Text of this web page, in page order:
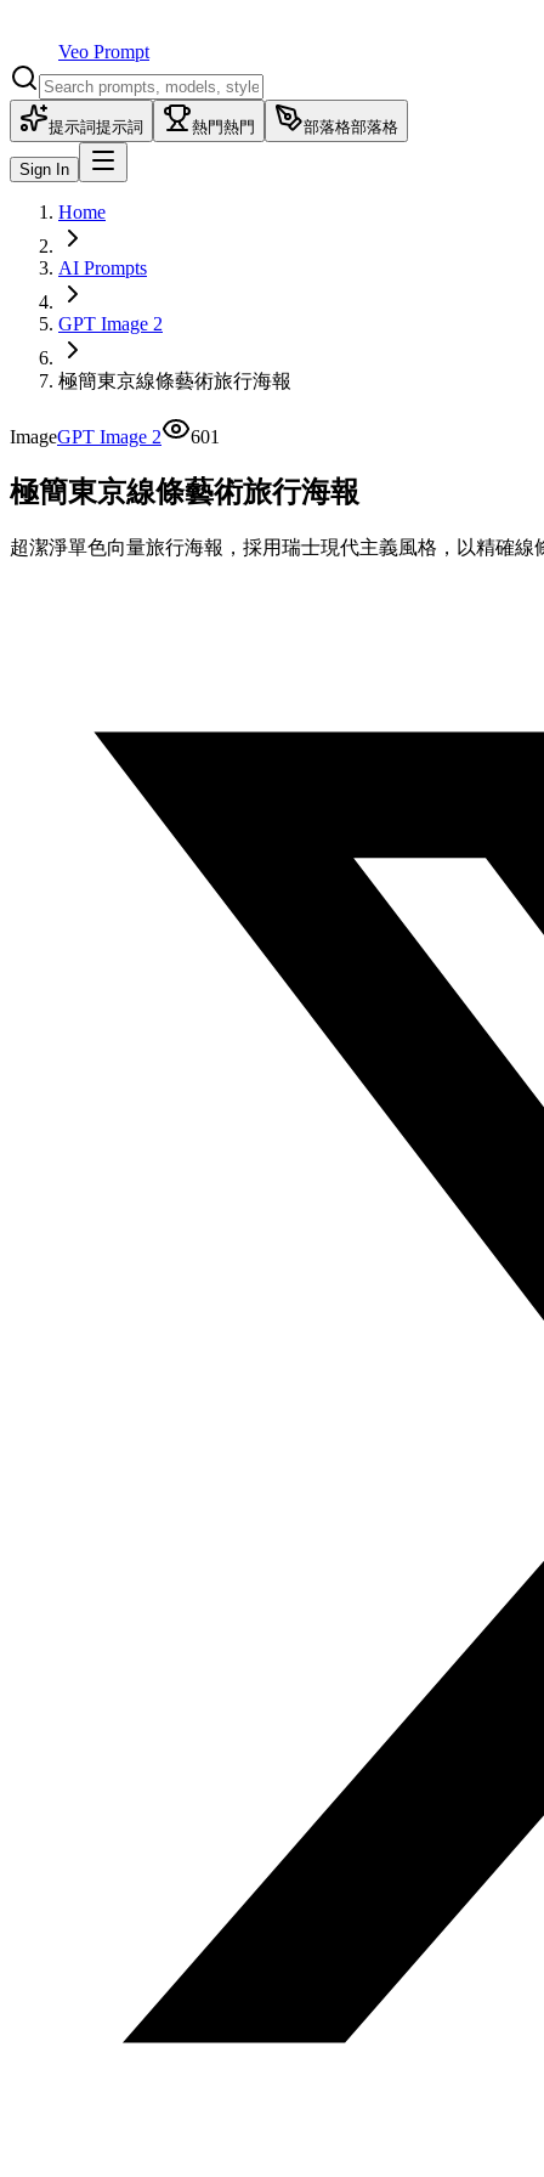
Veo Prompt
提示詞提示詞 熱門熱門 部落格部落格
Sign In
Home
AI Prompts
GPT Image 2
極簡東京線條藝術旅行海報
ImageGPT Image 2 601
極簡東京線條藝術旅行海報
超潔淨單色向量旅行海報，採用瑞士現代主義風格，以精確